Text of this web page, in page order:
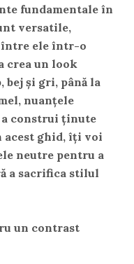
fundamentale în
versatile,
între ele într-o
crea un look
bej și gri, până la
nuanțele
construi ținute
acest ghid, îți voi
neutre pentru a
a sacrifica stilul
un contrast